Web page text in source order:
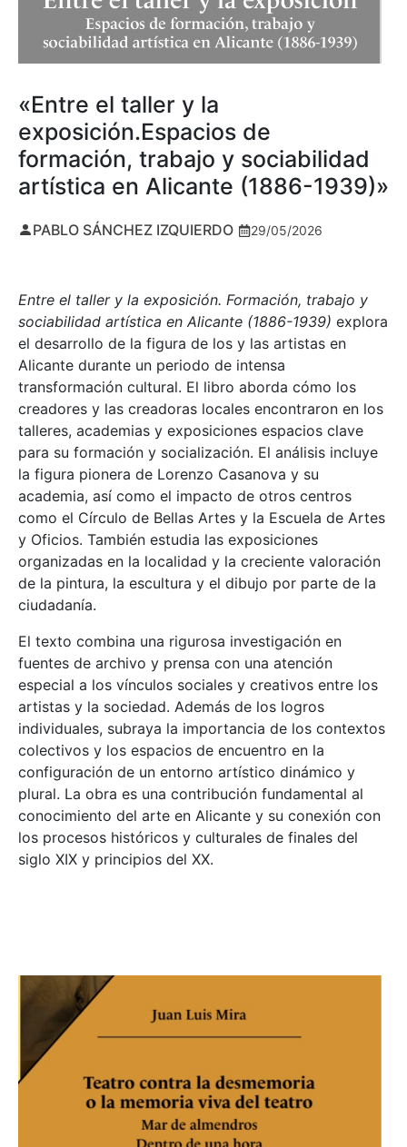
«Entre el taller y la
exposición.Espacios de
formación, trabajo y sociabilidad
artística en Alicante (1886-1939)»
PABLO SÁNCHEZ IZQUIERDO 29/05/2026
Entre el taller y la exposición. Formación, trabajo y
sociabilidad artística en Alicante (1886-1939) explora
el desarrollo de la figura de los y las artistas en
Alicante durante un periodo de intensa
transformación cultural. El libro aborda cómo los
creadores y las creadoras locales encontraron en los
talleres, academias y exposiciones espacios clave
para su formación y socialización. El análisis incluye
la figura pionera de Lorenzo Casanova y su
academia, así como el impacto de otros centros
como el Círculo de Bellas Artes y la Escuela de Artes
y Oficios. También estudia las exposiciones
organizadas en la localidad y la creciente valoración
de la pintura, la escultura y el dibujo por parte de la
ciudadanía.
El texto combina una rigurosa investigación en
fuentes de archivo y prensa con una atención
especial a los vínculos sociales y creativos entre los
artistas y la sociedad. Además de los logros
individuales, subraya la importancia de los contextos
colectivos y los espacios de encuentro en la
configuración de un entorno artístico dinámico y
plural. La obra es una contribución fundamental al
conocimiento del arte en Alicante y su conexión con
los procesos históricos y culturales de finales del
siglo XIX y principios del XX.